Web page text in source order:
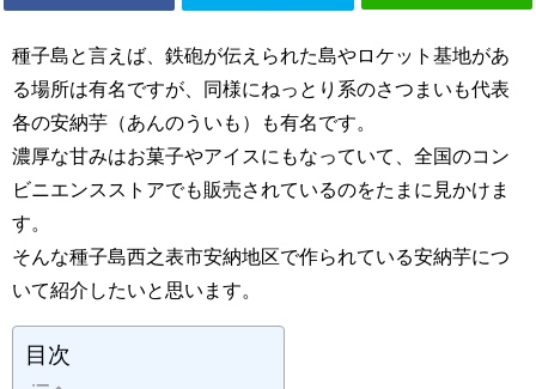
種子島と言えば、鉄砲が伝えられた島やロケット基地があ
る場所は有名ですが、同様にねっとり系のさつまいも代表
各の安納芋（あんのういも）も有名です。
濃厚な甘みはお菓子やアイスにもなっていて、全国のコン
ビニエンスストアでも販売されているのをたまに見かけま
す。
そんな種子島西之表市安納地区で作られている安納芋につ
いて紹介したいと思います。
目次